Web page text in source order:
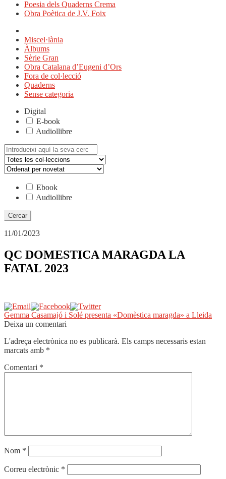
Poesia dels Quaderns Crema
Obra Poètica de J.V. Foix
Miscel·lània
Àlbums
Sèrie Gran
Obra Catalana d’Eugeni d’Ors
Fora de col·lecció
Quaderns
Sense categoria
Digital
E-book
Audiollibre
Cerca:
Ebook
Audiollibre
11/01/2023
QC DOMESTICA MARAGDA LA
FATAL 2023
Navegació
d'entrades
Entrada
anterior:
Gemma Casamajó i Solé presenta «Domèstica maragda» a Lleida
Deixa un comentari
L'adreça electrònica no es publicarà. Els camps necessaris estan
marcats amb *
Comentari *
Nom *
Correu electrònic *